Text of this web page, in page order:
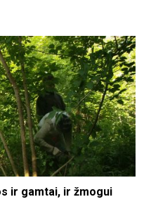
ir gamtai, ir žmogui